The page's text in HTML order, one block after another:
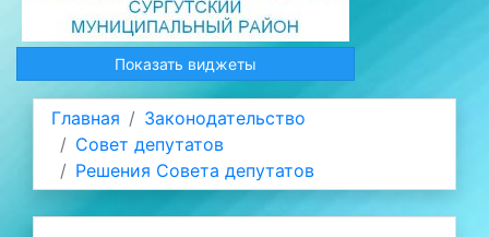
Показать виджеты
Главная
Законодательство
Совет депутатов
Решения Совета депутатов